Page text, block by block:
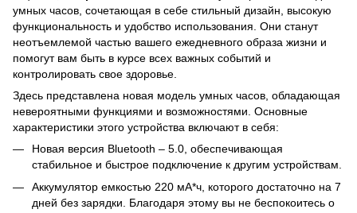
умных часов, сочетающая в себе стильный дизайн, высокую
функциональность и удобство использования. Они станут
неотъемлемой частью вашего ежедневного образа жизни и
помогут вам быть в курсе всех важных событий и
контролировать свое здоровье.
Здесь представлена новая модель умных часов, обладающая
невероятными функциями и возможностями. Основные
характеристики этого устройства включают в себя:
Новая версия Bluetooth – 5.0, обеспечивающая
стабильное и быстрое подключение к другим устройствам.
Аккумулятор емкостью 220 мА*ч, которого достаточно на 7
дней без зарядки. Благодаря этому вы не беспокоитесь о